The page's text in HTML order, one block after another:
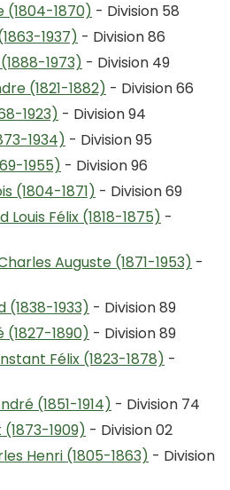
(1804-1870) - Division 58
1937) - Division 86
1973) - Division 49
(1821-1882) - Division 66
1923) - Division 94
1934) - Division 95
1955) - Division 96
(1804-1871) - Division 69
Louis Félix (1818-1875) -
Auguste (1871-1953) -
(1838-1933) - Division 89
(1827-1890) - Division 89
Félix (1823-1878) -
(1851-1914) - Division 74
(1873-1909) - Division 02
Henri (1805-1863) - Division